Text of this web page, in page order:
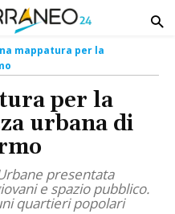
mappatura per la
per la
urbana di
presentata
e spazio pubblico.
quartieri popolari